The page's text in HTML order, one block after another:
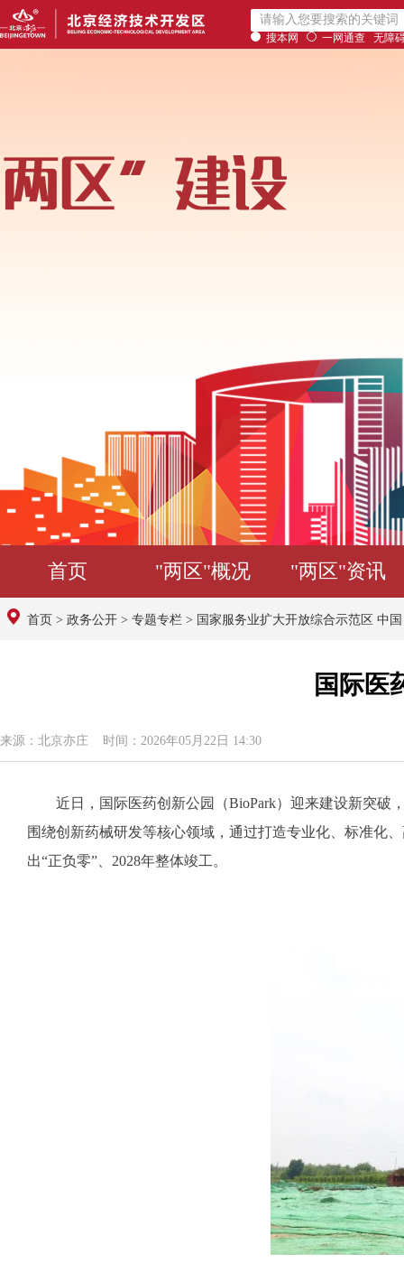
搜本网 一网通查 无障
首页 "两区"概况 "两区"资讯
首页 > 政务公开 > 专题专栏 > 国家服务业扩大开放综合示范区 中
国际医
来源：北京亦庄 时间：2026年05月22日 14:30
近日，国际医药创新公园（BioPark）迎来建设新突破
围绕创新药械研发等核心领域，通过打造专业化、标准化
出“正负零”、2028年整体竣工。